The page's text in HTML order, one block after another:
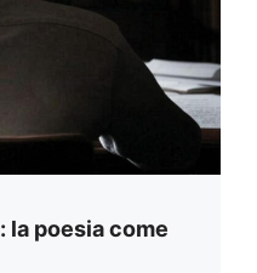
la poesia come